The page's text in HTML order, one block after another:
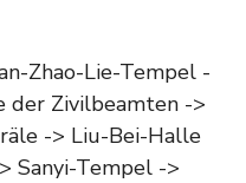
Zhao-Lie-Tempel -
der Zivilbeamten ->
-> Liu-Bei-Halle
Sanyi-Tempel ->